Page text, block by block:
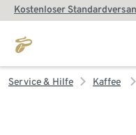
Kostenloser
Service & Hilfe Kaffee